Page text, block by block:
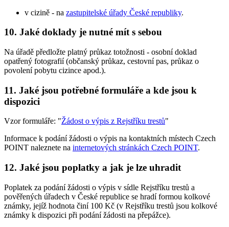
v cizině - na zastupitelské úřady České republiky.
10. Jaké doklady je nutné mít s sebou
Na úřadě předložte platný průkaz totožnosti - osobní doklad
opatřený fotografií (občanský průkaz, cestovní pas, průkaz o
povolení pobytu cizince apod.).
11. Jaké jsou potřebné formuláře a kde jsou k
dispozici
Vzor formuláře: "Žádost o výpis z Rejstříku trestů"
Informace k podání žádosti o výpis na kontaktních místech Czech
POINT naleznete na internetových stránkách Czech POINT.
12. Jaké jsou poplatky a jak je lze uhradit
Poplatek za podání žádosti o výpis v sídle Rejstříku trestů a
pověřených úřadech v České republice se hradí formou kolkové
známky, jejíž hodnota činí 100 Kč (v Rejstříku trestů jsou kolkové
známky k dispozici při podání žádosti na přepážce).